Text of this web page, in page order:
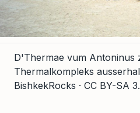
D'Thermae vum Antoninus
Thermalkompleks
BishkekRocks · CC BY-SA